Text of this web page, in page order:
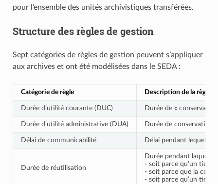
pour l’ensemble des unités archivistiques transférées.
Structure des règles de gestion
Sept catégories de règles de gestion peuvent s’appliquer
aux archives et ont été modélisées dans le SEDA :
Catégorie de règle Description de la règle
Durée d’utilité courante (DUC) Durée de «
Durée d’utilité administrative (DUA) Durée de conservation
Délai de communicabilité Délai pendant lequel la
Durée de réutilisation
Durée pendant
- soit parce qu’un tiers
- soit parce que la
- soit parce qu’un tiers